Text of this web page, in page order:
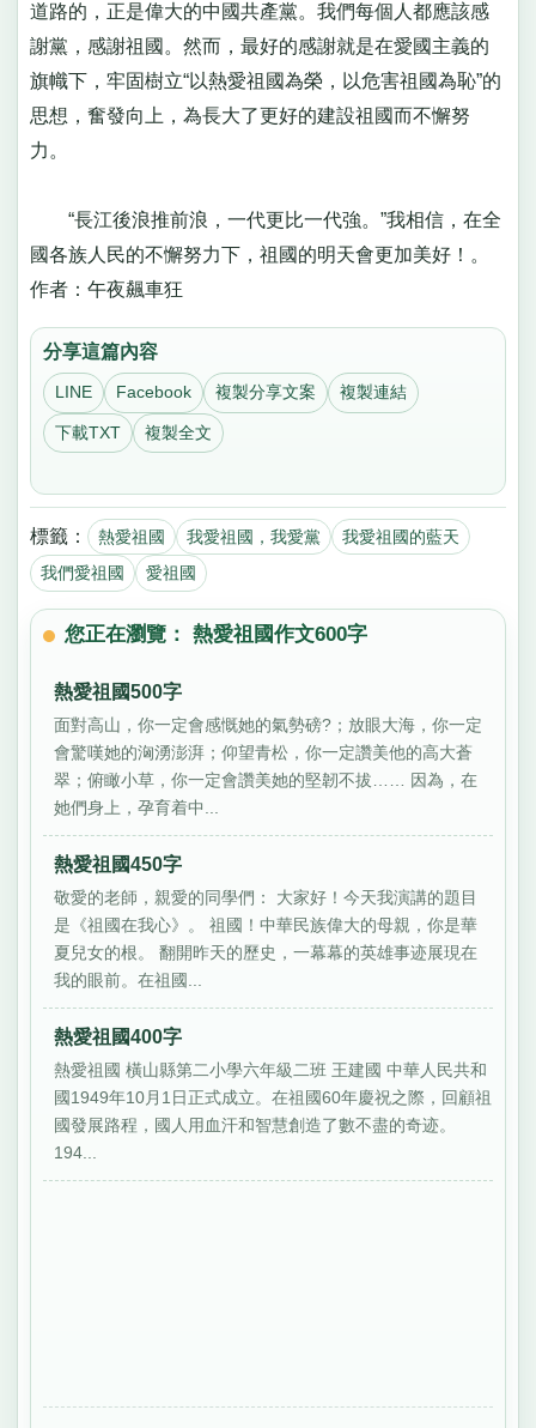
道路的，正是偉大的中國共產黨。我們每個人都應該感
謝黨，感謝祖國。然而，最好的感謝就是在愛國主義的
旗幟下，牢固樹立“以熱愛祖國為榮，以危害祖國為恥”的
思想，奮發向上，為長大了更好的建設祖國而不懈努
力。
“長江後浪推前浪，一代更比一代強。”我相信，在全
國各族人民的不懈努力下，祖國的明天會更加美好！。
作者：午夜飆車狂
分享這篇內容
LINE Facebook 複製分享文案 複製連結
下載TXT 複製全文
標籤： 熱愛祖國 我愛祖國，我愛黨
我愛祖國的藍天
我們愛祖國
愛祖國
您正在瀏覽： 熱愛祖國作文600字
熱愛祖國500字
面對高山，你一定會感慨她的氣勢磅?；放眼大海，你一定
會驚嘆她的洶湧澎湃；仰望青松，你一定讚美他的高大蒼
翠；俯瞰小草，你一定會讚美她的堅韌不拔…… 因為，在
她們身上，孕育着中...
熱愛祖國450字
敬愛的老師，親愛的同學們： 大家好！今天我演講的題目
是《祖國在我心》。 祖國！中華民族偉大的母親，你是華
夏兒女的根。 翻開昨天的歷史，一幕幕的英雄事迹展現在
我的眼前。在祖國...
熱愛祖國400字
熱愛祖國 橫山縣第二小學六年級二班 王建國 中華人民共和
國1949年10月1日正式成立。在祖國60年慶祝之際，回顧祖
國發展路程，國人用血汗和智慧創造了數不盡的奇迹。
194...